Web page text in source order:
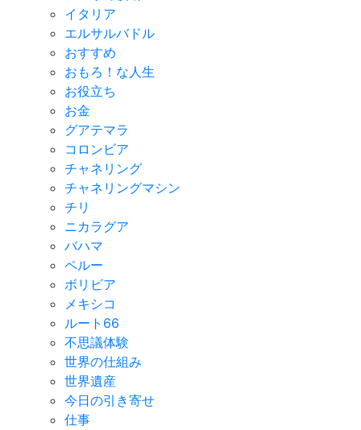
イタリア
エルサルバドル
おすすめ
おもろ！な人生
お役立ち
お金
グアテマラ
コロンビア
チャネリング
チャネリングマシン
チリ
ニカラグア
バハマ
ペルー
ボリビア
メキシコ
ルート66
不思議体験
世界の仕組み
世界遺産
今日の引き寄せ
仕事